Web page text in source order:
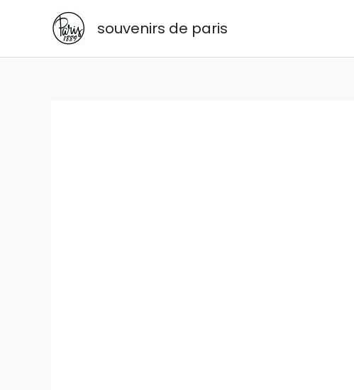
souvenirs de paris